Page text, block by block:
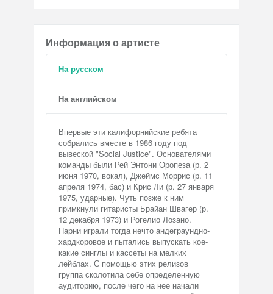
Информация о артисте
На русском
На английском
Впервые эти калифорнийские ребята
собрались вместе в 1986 году под
вывеской "Social Justice". Основателями
команды были Рей Энтони Оропеза (р. 2
июня 1970, вокал), Джеймс Моррис (р. 11
апреля 1974, бас) и Крис Ли (р. 27 января
1975, ударные). Чуть позже к ним
примкнули гитаристы Брайан Швагер (р.
12 декабря 1973) и Рогелио Лозано.
Парни играли тогда нечто андеграундно-
хардкоровое и пытались выпускать кое-
какие синглы и кассеты на мелких
лейблах. С помощью этих релизов
группа сколотила себе определенную
аудиторию, после чего на нее начали